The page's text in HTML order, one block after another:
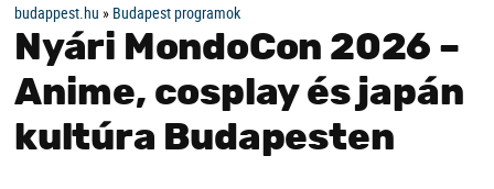
budappest.hu » Budapest programok
Nyári MondoCon 2026 –
Anime, cosplay és japán
kultúra Budapesten